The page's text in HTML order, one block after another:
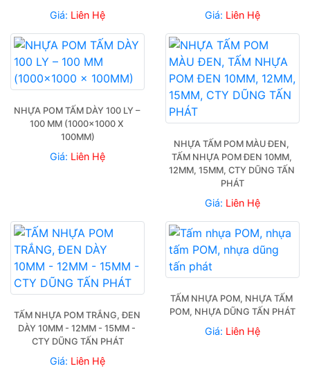
Giá: Liên Hệ Giá: Liên Hệ
NHỰA POM TẤM DÀY 100 LY –
100 MM (1000×1000 X
100MM)
Giá: Liên Hệ
NHỰA TẤM POM MÀU ĐEN,
TẤM NHỰA POM ĐEN 10MM,
12MM, 15MM, CTY DŨNG TẤN
PHÁT
Giá: Liên Hệ
TẤM NHỰA POM TRẮNG, ĐEN
DÀY 10MM - 12MM - 15MM -
CTY DŨNG TẤN PHÁT
Giá: Liên Hệ
TẤM NHỰA POM, NHỰA TẤM
POM, NHỰA DŨNG TẤN PHÁT
Giá: Liên Hệ